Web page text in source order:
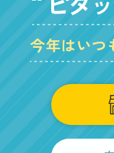
今年はいつ